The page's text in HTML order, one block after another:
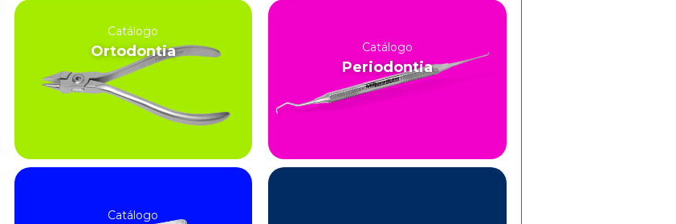
Catálogo
Ortodontia Catálogo
Periodontia
Catálogo